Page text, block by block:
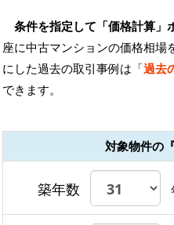
条件を指定して「価格計算」
座に中古マンションの価格相場
にした過去の取引事例は「過去
できます。
対象物件の
築年数